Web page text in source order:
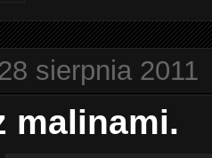
sierpnia 2011
malinami.